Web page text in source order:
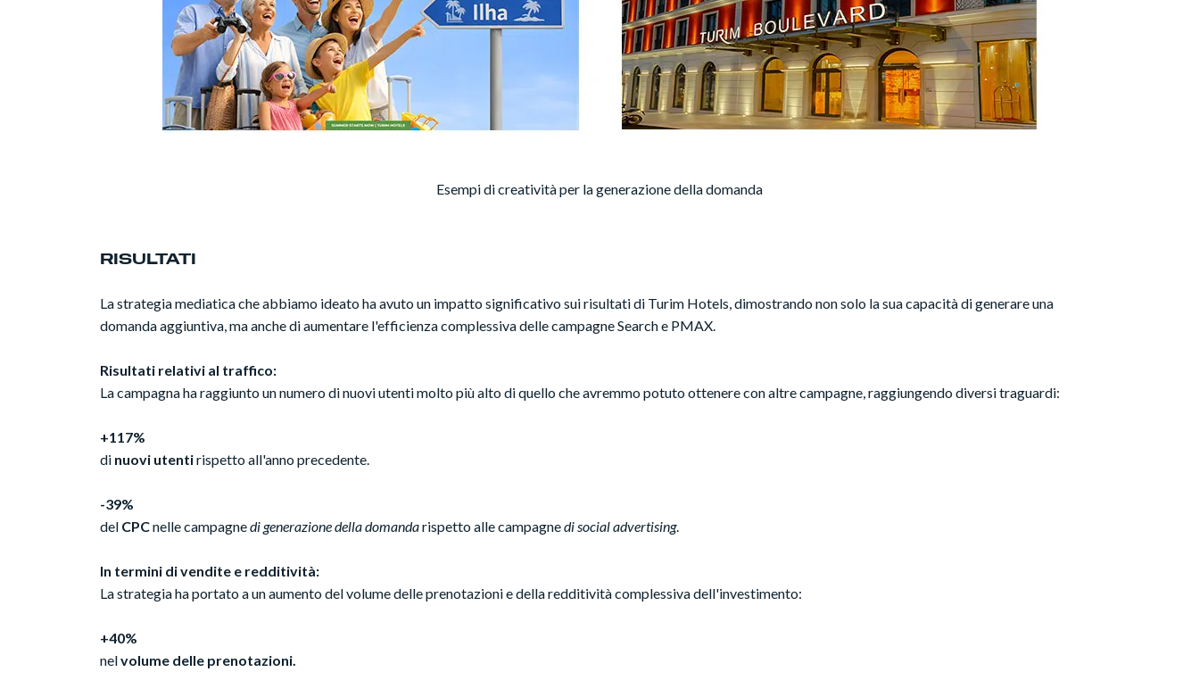
Esempi di creatività per la generazione della domanda
RISULTATI
La strategia mediatica che abbiamo ideato ha avuto un impatto significativo sui risultati di Turim Hotels, dimostrando non solo la sua capacità di generare una
domanda aggiuntiva, ma anche di aumentare l'efficienza complessiva delle campagne Search e PMAX.
Risultati relativi al traffico:
La campagna ha raggiunto un numero di nuovi utenti molto più alto di quello che avremmo potuto ottenere con altre campagne, raggiungendo diversi traguardi:
+117%
di nuovi utentirispetto all'anno precedente.
-39%
del CPCnelle campagnedi generazione della domandarispetto alle campagnedi social advertising.
In termini di vendite e redditività:
La strategia ha portato a un aumento del volume delle prenotazioni e della redditività complessiva dell'investimento:
+40%
nelvolume delle prenotazioni.